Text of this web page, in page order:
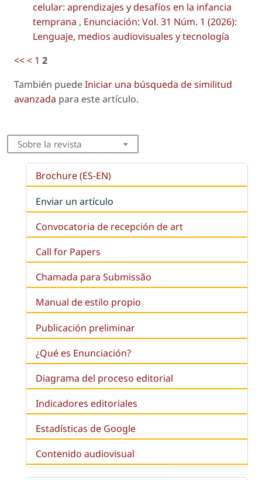
celular: aprendizajes y desafíos en la infancia
temprana , Enunciación: Vol. 31 Núm. 1 (2026):
Lenguaje, medios audiovisuales y tecnología
<<< 1 2
También puedeIniciar una búsqueda de similitud
avanzada para este artículo.
Sobre la revista
Brochure (ES-EN)
Enviar un artículo
Convocatoria de recepción de art
Call for Papers
Chamada para Submissão
Manual de estilo propio
Publicación preliminar
¿Qué es Enunciación?
Diagrama del proceso editorial
Indicadores editoriales
Estadísticas de Google
Contenido audiovisual